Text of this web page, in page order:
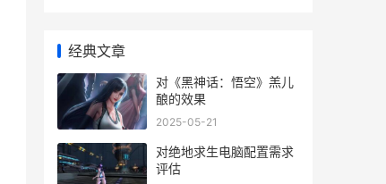
经典文章
对《黑神话：悟空》羔儿
酿的效果
2025-05-21
对绝地求生电脑配置需求
评估